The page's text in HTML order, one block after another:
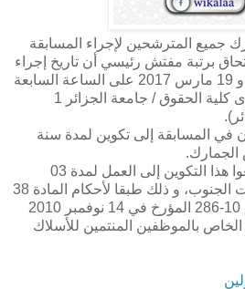
جميع المترشحين لإجراء المسابقة
برتبة مفتش رئيسي أن تاريخ إجراء
المسابقة قد حدد يومي 18 و 19 مارس 2017 على الساعة السابعة
( 07 سا) صباحا على مستوى كلية الحقوق / جامعة الجزائر 1
في المسابقة إلى تكوين لمدة سنة
يوجه المترشحون الذين تابعوا هذا التكوين إلى العمل لمدة 03
سنوات بإحدى مصالح ولايات الجنوب، و ذلك طبقا لأحكام المادة 38
من المرسوم التنفيذي رقم 10-286 المؤرخ في 14 نوفمبر 2010
بالموظفين المنتمين للأسلاك